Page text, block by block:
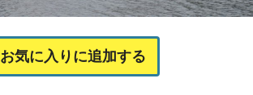
お気に入りに追加する